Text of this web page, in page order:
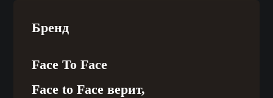
Бренд
Face To Face
Face to Face верит,